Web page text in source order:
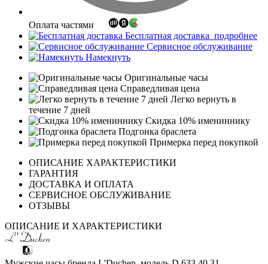
Оплата частями
Бесплатная доставка подробнее
Сервисное обслуживание
Намекнуть
Оригинальные часы
Справедливая цена
Легко вернуть в
течение 7 дней
Скидка 10% имениннику
Подгонка браслета
Примерка перед покупкой
ОПИСАНИЕ ХАРАКТЕРИСТИКИ
ГАРАНТИЯ
ДОСТАВКА И ОПЛАТА
СЕРВИСНОЕ ОБСЛУЖИВАНИЕ
ОТЗЫВЫ
ОПИСАНИЕ И ХАРАКТЕРИСТИКИ